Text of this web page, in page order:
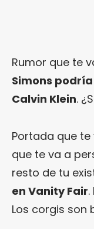
Rumor que te
Simons
Calvin Klein.
Portada que
que te va a
resto de tu
en Vanity Fair
Los corgis son